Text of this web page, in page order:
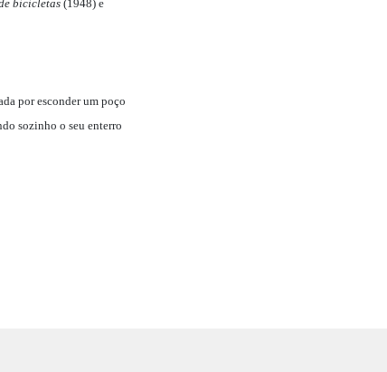
bicicletas(1948) e
por esconder um poço
sozinho o seu enterro